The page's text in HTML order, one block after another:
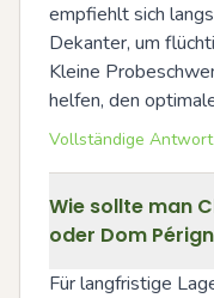
empfiehlt sich
Dekanter, um
Kleine
helfen, den
Vollständige
Wie sollte man
oder Dom
Für langfristige